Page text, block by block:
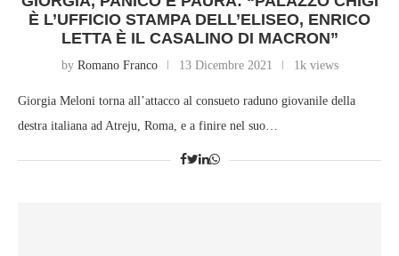
È L’UFFICIO STAMPA DELL’ELISEO, ENRICO
LETTA È IL CASALINO DI MACRON”
by Romano Franco 13 Dicembre 2021 1k views
Giorgia Meloni torna all’attacco al consueto raduno giovanile della
destra italiana ad Atreju, Roma, e a finire nel suo…